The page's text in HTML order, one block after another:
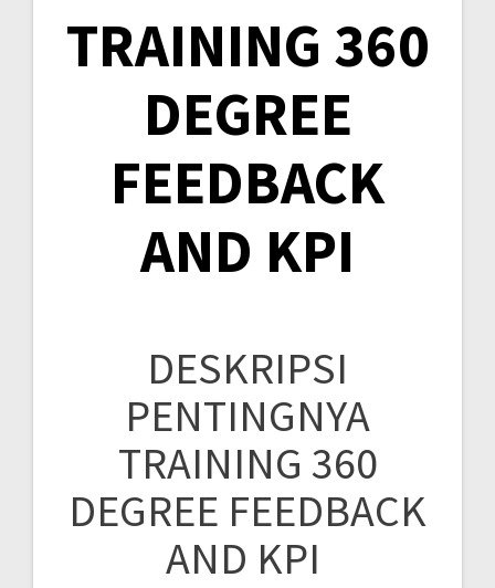
TRAINING 360
DEGREE
FEEDBACK
AND KPI
DESKRIPSI
PENTINGNYA
TRAINING 360
DEGREE FEEDBACK
AND KPI